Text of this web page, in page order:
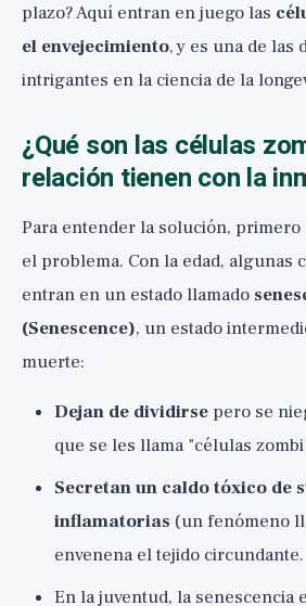
plazo? Aquí entran en juego las
el envejecimiento, y es una de las
intrigantes en la ciencia de la
¿Qué son las células
relación tienen con la
Para entender la solución,
el problema. Con la edad, algunas
entran en un estado llamado
(Senescence), un estado
muerte:
Dejan de dividirse pero se
que se les llama "células
Secretan un caldo tóxico de
inflamatorias (un fenómeno
envenena el tejido circundante.
En la juventud, la senescencia